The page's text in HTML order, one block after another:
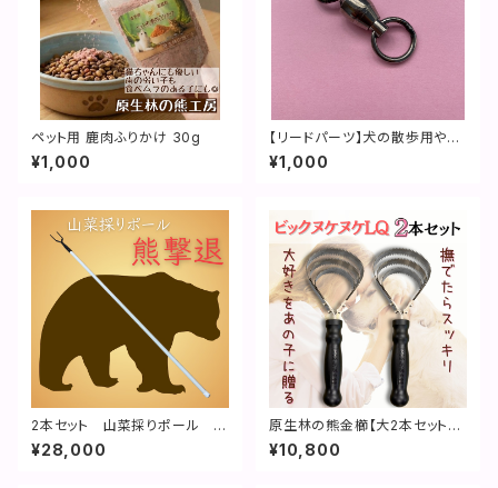
ペット用 鹿肉ふりかけ 30g
¥1,000
【リードパーツ】犬の散歩用やロ
ングリード用依り返し
¥1,000
2本セット 山菜採りポール 熊
撃退｜特許取得済
¥28,000
原生林の熊金櫛【大2本セット】
ビックヌケヌケLQ
¥10,800